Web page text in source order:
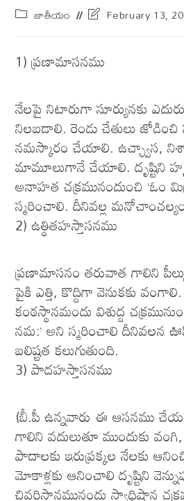
జాతీయం February 13,
1) ప్రణామాసనము
నేలపై నిటారుగా సూర్యునకు
నిలబడాలి. రెండు చేతులు
నమస్కారం చేయాలి. ఉచ్ఛ్వాస,
మామూలుగానే చేయాలి. దృష్టిని
అనాహత చక్రమునందుంచి ‘ఓం
స్మరించాలి. దీనివల్ల మనోచాంచల్యం
2) ఉత్థితహస్తాసనము
ప్రణామాసనం తరువాత గాలిని
పైకి ఎత్తి, కొద్దిగా వెనుకకు వంగాలి.
కంఠస్థానమందు విశుద్ద
నమ:’ అని స్మరించాలి దీనివలన
బలిష్టత కలుగుతుంది.
3) పాదహస్తాసనము
(బీ.పీ ఉన్నవారు ఈ ఆసనము
గాలిని వదులుతూ ముందుకు
పాదాలకు ఇరుప్రక్కల నేలకు
మోకాళ్లకు ఆనించాలి దృష్టిని
చివరిస్థానమునందు స్వాధిష్టాన